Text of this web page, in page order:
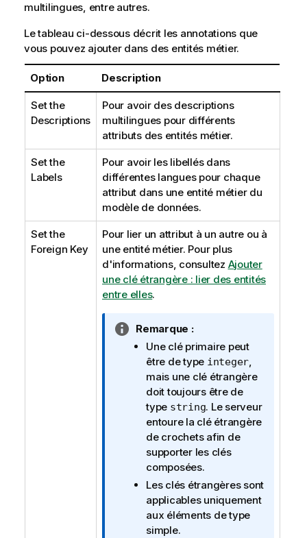
multilingues, entre autres.
Le tableau ci-dessous décrit les annotations que
vous pouvez ajouter dans des entités métier.
Option Description
Set the
Descriptions
Pour avoir des descriptions
multilingues pour différents
attributs des entités métier.
Set the
Labels
Pour avoir les libellés dans
différentes langues pour chaque
attribut dans une entité métier du
modèle de données.
Set the
Foreign Key
Pour lier un attribut à un autre ou à
une entité métier. Pour plus
d'informations, consultez Ajouter
une clé étrangère : lier des entités
entre elles.
N
o
Remarque :
Une clé primaire peut
être de type integer,
mais une clé étrangère
doit toujours être de
type string. Le serveur
entoure la clé étrangère
de crochets afin de
supporter les clés
composées.
Les clés étrangères sont
applicables uniquement
aux éléments de type
simple.